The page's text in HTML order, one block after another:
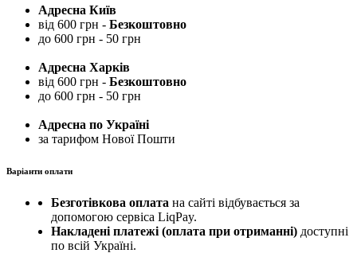
Адресна Київ
від 600 грн - Безкоштовно
до 600 грн - 50 грн
Адресна Харків
від 600 грн - Безкоштовно
до 600 грн - 50 грн
Адресна по Україні
за тарифом Нової Пошти
Варіанти оплати
Безготівкова оплата на сайті відбувається за
допомогою сервіса LiqPay.
Накладені платежі (оплата при отриманні) доступні
по всій Україні.